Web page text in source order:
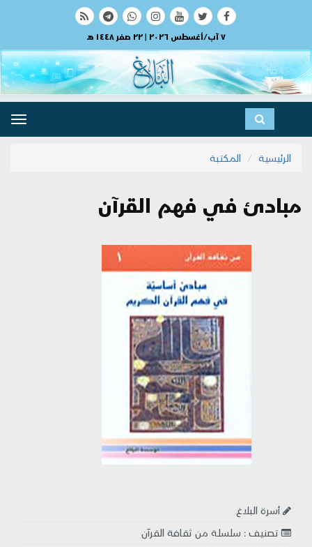
٧ آب/أغسطس ٢٠٢٦ | ٢٢ صفر ١٤٤٨ هـ
الرئيسية
المكتبة
مبادئ في فهم القرآن
أسرة البلاغ
تصنيف : سلسلة من ثقافة القرآن